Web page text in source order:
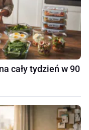
cały tydzień w 90